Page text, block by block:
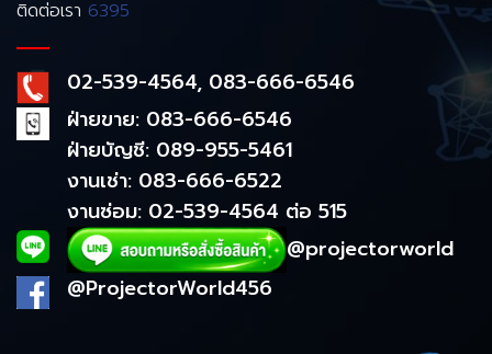
ติดต่อเรา 6395
02-539-4564, 083-666-6546
ฝ่ายขาย: 083-666-6546
ฝ่ายบัญชี: 089-955-5461
งานเช่า: 083-666-6522
งานซ่อม: 02-539-4564 ต่อ 515
@projectorworld
@ProjectorWorld456